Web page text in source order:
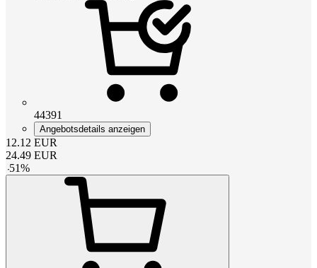
44391
Angebotsdetails anzeigen
12.12 EUR
24.49 EUR
-51%